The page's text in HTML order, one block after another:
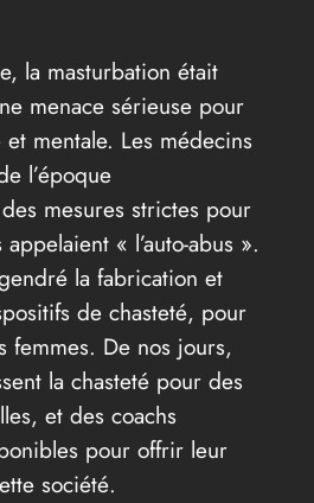
la masturbation était
menace sérieuse pour
mentale. Les médecins
l’époque
mesures strictes pour
« l’auto-abus ».
la fabrication et
de chasteté, pour
femmes. De nos jours,
la chasteté pour des
et des coachs
pour offrir leur
société.